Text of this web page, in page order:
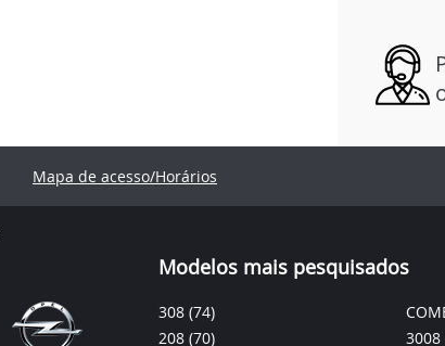
Mapa de acesso/Horários
Modelos mais pesquisados
308 (74)
208 (70)
3008